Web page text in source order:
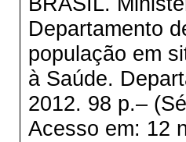
Departamento
população em
à Saúde.
2012. 98 p.–
Acesso em: 12